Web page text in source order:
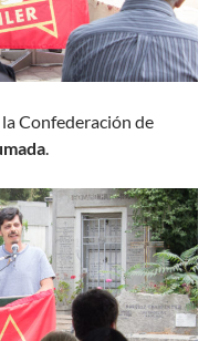
Confederación de